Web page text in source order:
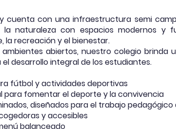
cuenta con una infraestructura semi
naturaleza con espacios modernos y
la recreación y el bienestar.
abiertos, nuestro colegio brinda
desarrollo integral de los estudiantes.
fútbol y actividades deportivas
para fomentar el deporte y la convivencia
diseñados para el trabajo
y accesibles
balanceado